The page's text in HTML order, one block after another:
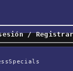
/